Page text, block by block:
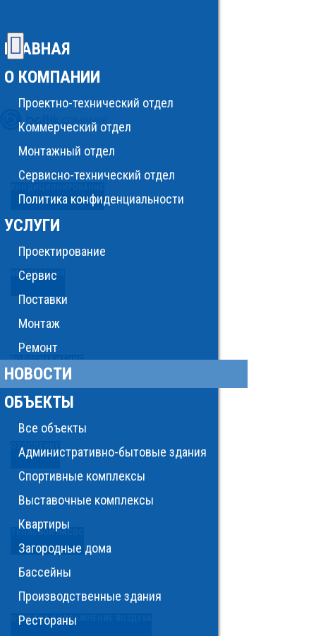
ГЛАВНАЯ
О КОМПАНИИ
Проектно-технический отдел
Коммерческий отдел
Монтажный отдел
Сервисно-технический отдел
Политика конфиденциальности
УСЛУГИ
Проектирование
Сервис
Поставки
Монтаж
Ремонт
НОВОСТИ
ОБЪЕКТЫ
Все объекты
Административно-бытовые здания
Спортивные комплексы
Выставочные комплексы
Квартиры
Загородные дома
Бассейны
Производственные здания
Рестораны
ВЕНТИЛЯЦИЯ
ВОДОСНАБЖЕНИЕ
ОТОПЛЕНИЕ
ТЕПЛОВОЙ НАСОС
ОЧИСТКА И УВЛАЖНЕНИЕ ВОЗДУХА